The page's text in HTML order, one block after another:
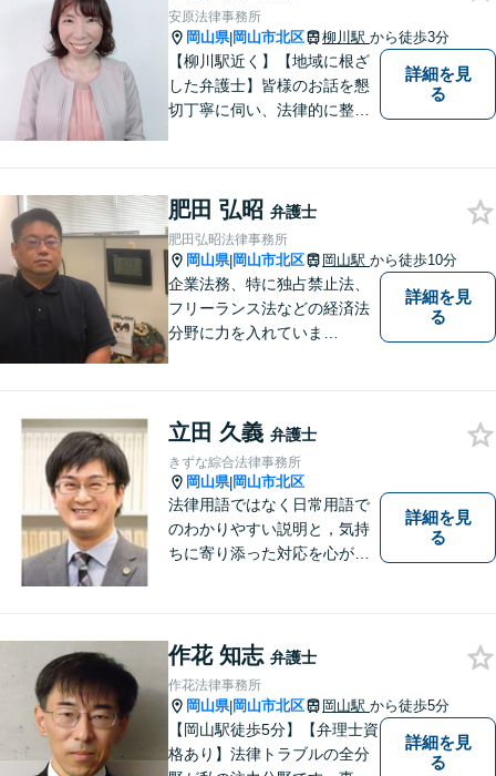
安原法律事務所
岡山県|岡山市北区 柳川駅 から徒歩3分
【柳川駅近く】【地域に根ざ
した弁護士】皆様のお話を懇
切丁寧に伺い、法律的に整理
少しでも解決されますよう，
誠心誠意努力いたす所存で
す。皆様方のご来所をお待ち
しております。
詳細を見
る
肥田 弘昭 弁護士
肥田弘昭法律事務所
岡山県|岡山市北区 岡山駅 から徒歩10分
企業法務、特に独占禁止法、
フリーランス法などの経済法
分野に力を入れていま
詳細を見
る
立田 久義 弁護士
きずな綜合法律事務所
岡山県|岡山市北区
法律用語ではなく日常用語で
のわかりやすい説明と，気持
ちに寄り添った対応を心がけ
詳細を見
る
作花 知志 弁護士
作花法律事務所
岡山県|岡山市北区 岡山駅 から徒歩5分
【岡山駅徒歩5分】【弁理士資
格あり】法律トラブルの全分
詳細を見
る